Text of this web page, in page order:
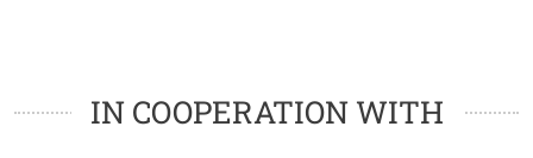
IN COOPERATION WITH